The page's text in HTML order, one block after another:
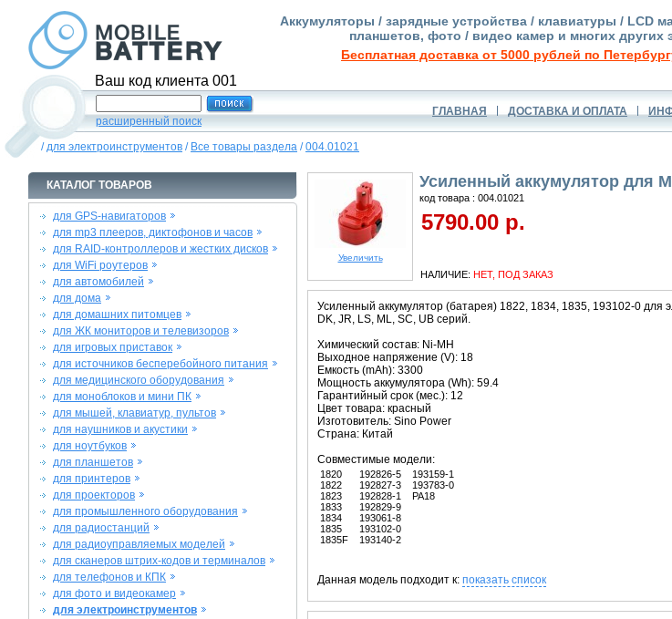
Ваш код клиента 001
Аккумуляторы / зарядные устройства / клавиатуры / LCD
планшетов, фото / видео камер и многих других
Бесплатная доставка от 5000 рублей по
расширенный поиск
ГЛАВНАЯ ДОСТАВКА И ОПЛАТА
/для электроинструментов / Все товары раздела /004.01021
КАТАЛОГ ТОВАРОВ
для GPS-навигаторов
для mp3 плееров, диктофонов и часов
для RAID-контроллеров и жестких дисков
для WiFi роутеров
для автомобилей
для дома
для домашних питомцев
для ЖК мониторов и телевизоров
для игровых приставок
для источников бесперебойного питания
для медицинского оборудования
для моноблоков и мини ПК
для мышей, клавиатур, пультов
для наушников и акустики
для ноутбуков
для планшетов
для принтеров
для проекторов
для промышленного оборудования
для радиостанций
для радиоуправляемых моделей
для сканеров штрих-кодов и терминалов
для телефонов и КПК
для фото и видеокамер
для электроинструментов
Увеличить
Усиленный аккумулятор для
код товара : 004.01021
5790.00 р.
НАЛИЧИЕ: НЕТ, ПОД ЗАКАЗ
Усиленный аккумулятор (батарея) 1822, 1834, 1835, 193102-0 для
DK, JR, LS, ML, SC, UB серий.
Химический состав: Ni-MH
Выходное напряжение (V): 18
Емкость (mAh): 3300
Мощность аккумулятора (Wh): 59.4
Гарантийный срок (мес.): 12
Цвет товара: красный
Изготовитель: Sino Power
Страна: Китай
Совместимые модели:
1820
1822
1823
1833
1834
1835
1835F
192826-5
192827-3
192828-1
192829-9
193061-8
193102-0
193140-2
193159-1
193783-0
PA18
Данная модель подходит к: показать список